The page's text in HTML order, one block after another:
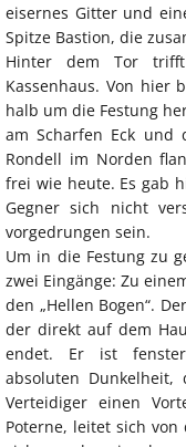
eisernes Gitter und
Spitze Bastion, die
Hinter dem Tor
Kassenhaus. Von hier
halb um die Festung
am Scharfen Eck und
Rondell im Norden
frei wie heute. Es gab
Gegner sich nicht
vorgedrungen sein.
Um in die Festung zu
zwei Eingänge: Zu
den „Hellen Bogen“.
der direkt auf dem
endet. Er ist
absoluten
Verteidiger einen
Poterne, leitet sich von